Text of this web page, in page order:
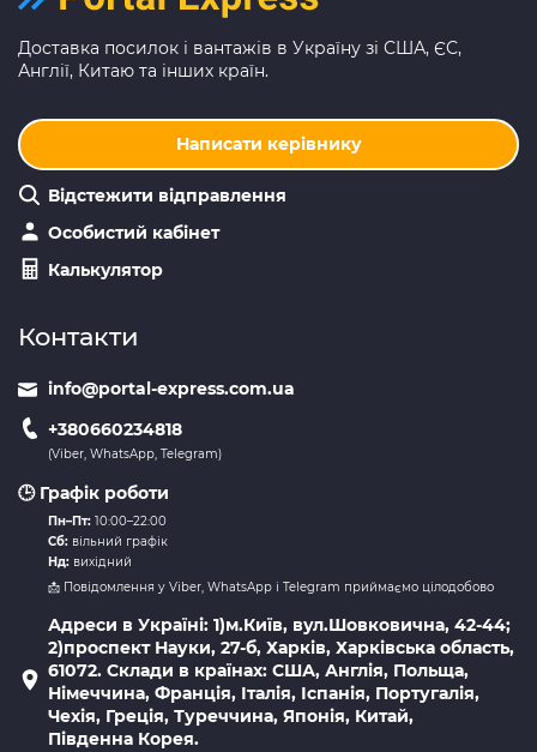
Доставка посилок і вантажів в Україну зі США, ЄС,
Англії, Китаю та інших країн.
Написати керівнику
Відстежити відправлення
Особистий кабінет
Калькулятор
Контакти
info@portal-express.com.ua
+380660234818
(Viber, WhatsApp, Telegram)
🕒 Графік роботи
Пн–Пт: 10:00–22:00
Сб: вільний графік
Нд: вихідний
📩 Повідомлення у Viber, WhatsApp і Telegram приймаємо цілодобово
Адреси в Україні: 1)м.Київ, вул.Шовковична, 42-44;
2)проспект Науки, 27-б, Харків, Харківська область,
61072. Склади в країнах: США, Англія, Польща,
Німеччина, Франція, Італія, Іспанія, Португалія,
Чехія, Греція, Туреччина, Японія, Китай,
Південна Корея.